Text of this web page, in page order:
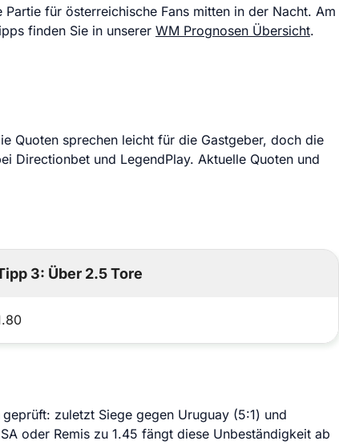
für österreichische Fans mitten in der Nacht. Am
finden Sie in unserer WM Prognosen Übersicht.
Quoten sprechen leicht für die Gastgeber, doch die
Directionbet und LegendPlay. Aktuelle Quoten und
3: Über 2.5 Tore
zuletzt Siege gegen Uruguay (5:1) und
oder Remis zu 1.45 fängt diese Unbeständigkeit ab